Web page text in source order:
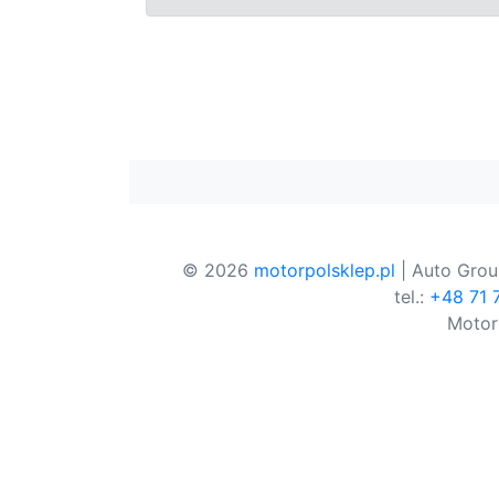
© 2026 motorpolsklep.pl | Auto
tel.: +48 71